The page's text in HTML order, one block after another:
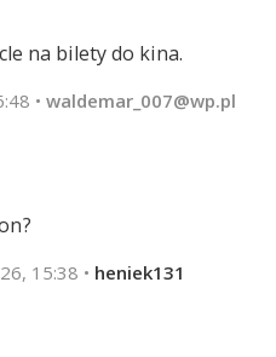
na bilety do kina.
• waldemar_007@wp.pl
15:38 • heniek131